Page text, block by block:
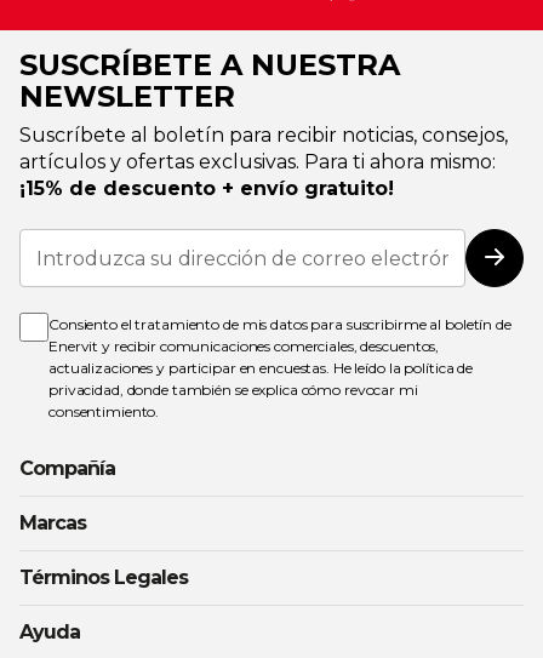
SUSCRÍBETE A NUESTRA
NEWSLETTER
Suscríbete al boletín para recibir noticias, consejos,
artículos y ofertas exclusivas. Para ti ahora mismo:
¡15% de descuento + envío gratuito!
Inscríbase
nuestro
de
noticias:
Consiento el tratamiento de mis datos para suscribirme al boletín de
Enervit y recibir comunicaciones comerciales, descuentos,
actualizaciones y participar en encuestas. He leído la política de
privacidad, donde también se explica cómo revocar mi
consentimiento.
Compañía
Marcas
Términos Legales
Ayuda